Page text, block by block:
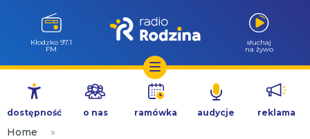
Przejdź
treści
Kłodzko 97.1
FM
słuchaj
na żywo
dostępność o nas ramówka audycje reklama
Home
»